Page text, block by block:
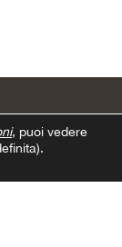
, puoi vedere